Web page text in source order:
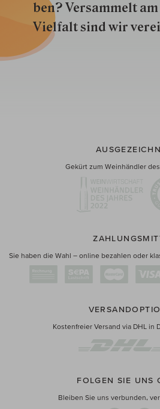
ben? Versammelt
Vielfalt sind wir
Gekürt zum Weinhändler
Sie haben die Wahl – online bezahlen oder
Kostenfreier Versand via DHL in
FOLGEN SIE UNS
Bleiben Sie uns verbunden,